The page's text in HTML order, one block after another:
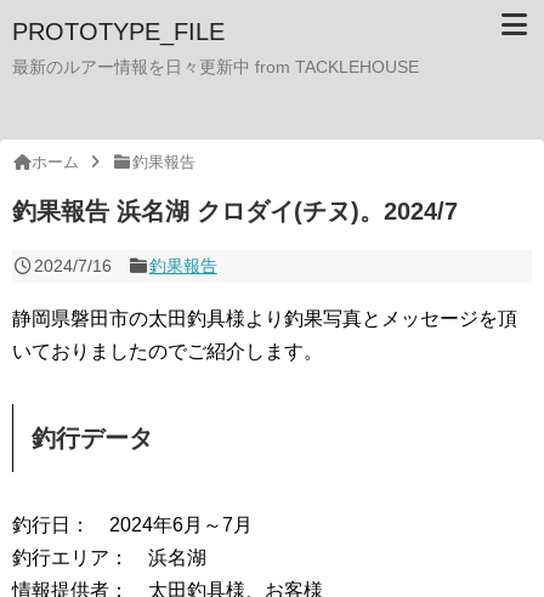
PROTOTYPE_FILE
最新のルアー情報を日々更新中 from TACKLEHOUSE
ホーム 釣果報告
釣果報告 浜名湖 クロダイ(チヌ)。2024/7
2024/7/16 釣果報告
静岡県磐田市の太田釣具様より釣果写真とメッセージを頂
いておりましたのでご紹介します。
釣行データ
釣行日： 2024年6月～7月
釣行エリア： 浜名湖
情報提供者： 太田釣具様、お客様